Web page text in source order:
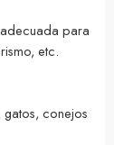
para
etc.
conejos